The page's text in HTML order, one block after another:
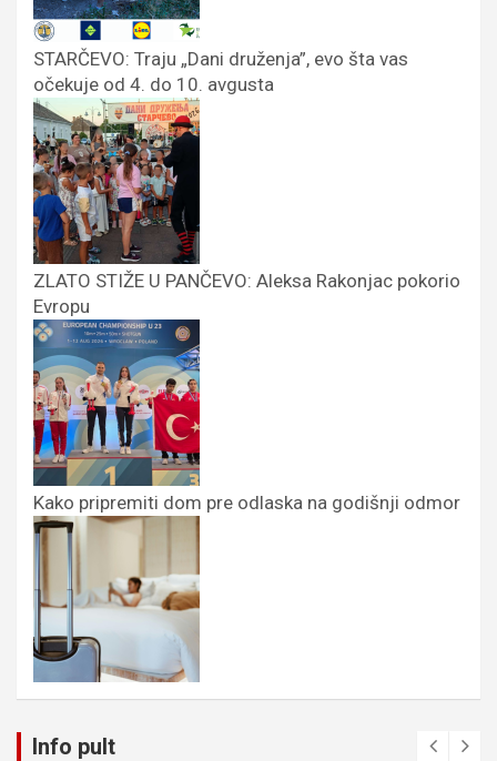
STARČEVO: Traju „Dani druženja”, evo šta vas
očekuje od 4. do 10. avgusta
ZLATO STIŽE U PANČEVO: Aleksa Rakonjac pokorio
Evropu
Kako pripremiti dom pre odlaska na godišnji odmor
Info pult